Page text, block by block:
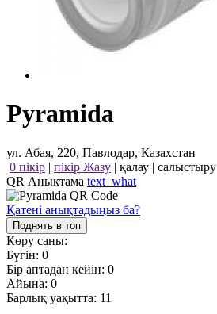
Pyramida
ул. Абая, 220, Павлодар, Казахстан
0 пікір | пікір Жазу | қалау | салыстыру
QR Анықтама text_what
Қатені анықтадыңыз ба?
Поднять в топ
Көру саны:
Бүгін: 0
Бір аптадан кейін: 0
Айына: 0
Барлық уақытта: 11